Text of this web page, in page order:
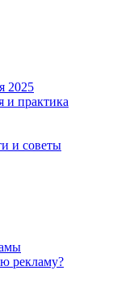
2025
и практика
и советы
рекламу?